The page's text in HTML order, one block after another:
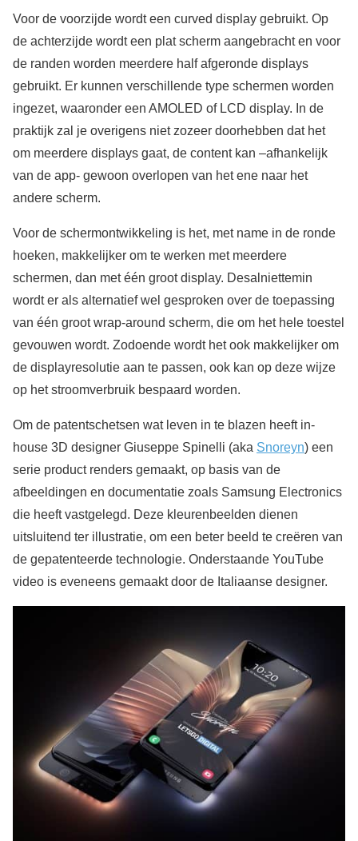
Voor de voorzijde wordt een curved display gebruikt. Op
de achterzijde wordt een plat scherm aangebracht en voor
de randen worden meerdere half afgeronde displays
gebruikt. Er kunnen verschillende type schermen worden
ingezet, waaronder een AMOLED of LCD display. In de
praktijk zal je overigens niet zozeer doorhebben dat het
om meerdere displays gaat, de content kan –afhankelijk
van de app- gewoon overlopen van het ene naar het
andere scherm.
Voor de schermontwikkeling is het, met name in de ronde
hoeken, makkelijker om te werken met meerdere
schermen, dan met één groot display. Desalniettemin
wordt er als alternatief wel gesproken over de toepassing
van één groot wrap-around scherm, die om het hele toestel
gevouwen wordt. Zodoende wordt het ook makkelijker om
de displayresolutie aan te passen, ook kan op deze wijze
op het stroomverbruik bespaard worden.
Om de patentschetsen wat leven in te blazen heeft in-
house 3D designer Giuseppe Spinelli (aka Snoreyn) een
serie product renders gemaakt, op basis van de
afbeeldingen en documentatie zoals Samsung Electronics
die heeft vastgelegd. Deze kleurenbeelden dienen
uitsluitend ter illustratie, om een beter beeld te creëren van
de gepatenteerde technologie. Onderstaande YouTube
video is eveneens gemaakt door de Italiaanse designer.